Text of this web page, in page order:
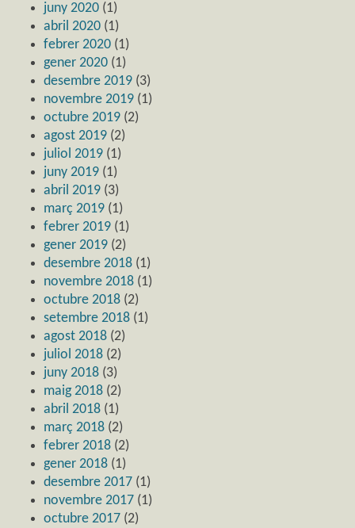
juny 2020 (1)
abril 2020 (1)
febrer 2020 (1)
gener 2020 (1)
desembre 2019 (3)
novembre 2019 (1)
octubre 2019 (2)
agost 2019 (2)
juliol 2019 (1)
juny 2019 (1)
abril 2019 (3)
març 2019 (1)
febrer 2019 (1)
gener 2019 (2)
desembre 2018 (1)
novembre 2018 (1)
octubre 2018 (2)
setembre 2018 (1)
agost 2018 (2)
juliol 2018 (2)
juny 2018 (3)
maig 2018 (2)
abril 2018 (1)
març 2018 (2)
febrer 2018 (2)
gener 2018 (1)
desembre 2017 (1)
novembre 2017 (1)
octubre 2017 (2)